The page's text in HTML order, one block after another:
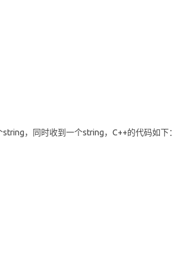
，同时收到一个string，C++的代码如下：